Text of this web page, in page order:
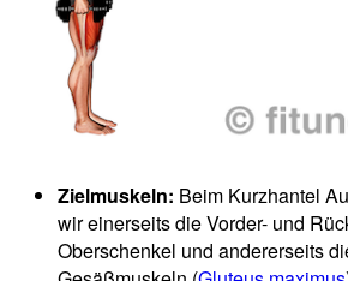
Zielmuskeln: Beim Kurzhantel
wir einerseits die Vorder- und
Oberschenkel und andererseits